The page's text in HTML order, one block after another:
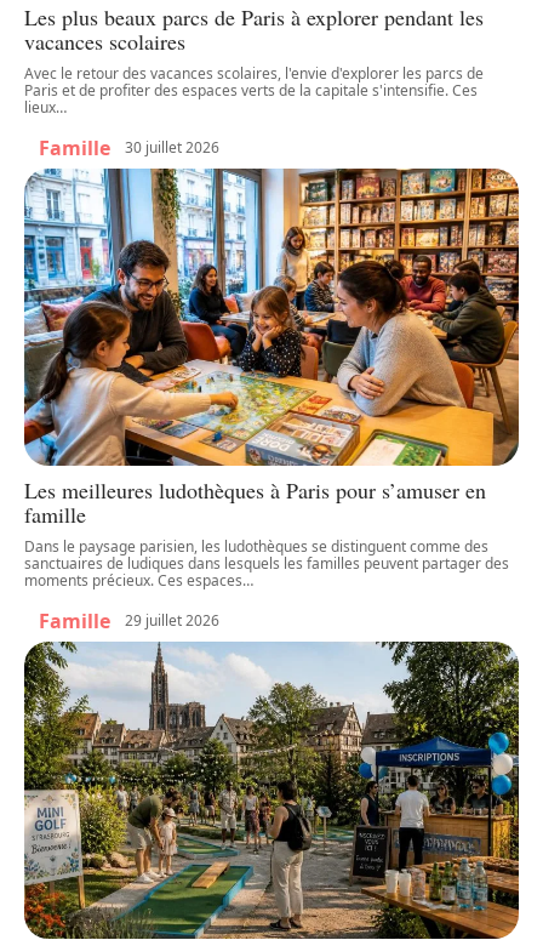
Les plus beaux parcs de Paris à explorer pendant les
vacances scolaires
Avec le retour des vacances scolaires, l'envie d'explorer les parcs de
Paris et de profiter des espaces verts de la capitale s'intensifie. Ces
lieux…
Famille 30 juillet 2026
Les meilleures ludothèques à Paris pour s’amuser en
famille
Dans le paysage parisien, les ludothèques se distinguent comme des
sanctuaires de ludiques dans lesquels les familles peuvent partager des
moments précieux. Ces espaces…
Famille 29 juillet 2026